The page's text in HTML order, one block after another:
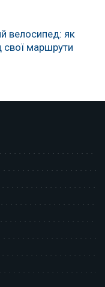
велосипед: як
свої маршрути